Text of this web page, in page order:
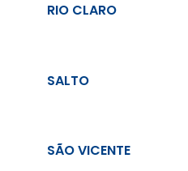
RIO CLARO
SALTO
SÃO VICENTE